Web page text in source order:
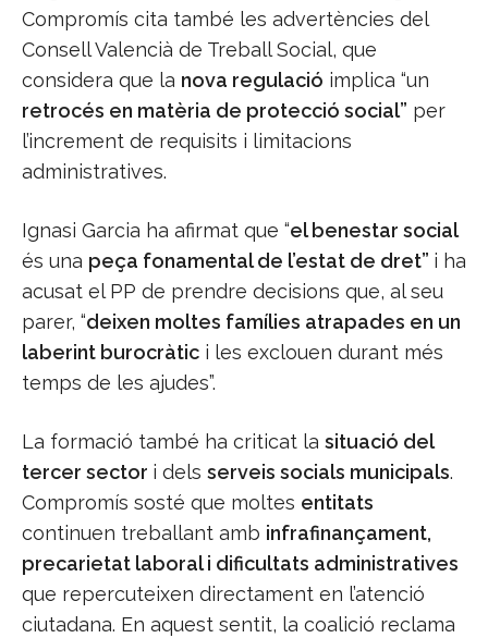
Compromís cita també les advertències del
Consell Valencià de Treball Social, que
considera que la nova regulació implica “un
retrocés en matèria de protecció social” per
l’increment de requisits i limitacions
administratives.
Ignasi Garcia ha afirmat que “el benestar social
és una peça fonamental de l’estat de dret” i ha
acusat el PP de prendre decisions que, al seu
parer, “deixen moltes famílies atrapades en un
laberint burocràtic i les exclouen durant més
temps de les ajudes”.
La formació també ha criticat la situació del
tercer sector i dels serveis socials municipals.
Compromís sosté que moltes entitats
continuen treballant amb infrafinançament,
precarietat laboral i dificultats administratives
que repercuteixen directament en l’atenció
ciutadana. En aquest sentit, la coalició reclama